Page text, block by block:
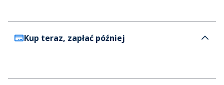
Kup teraz, zapłać później